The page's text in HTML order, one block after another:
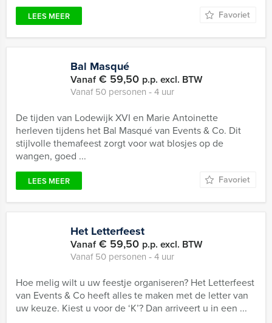
LEES MEER Favoriet
Bal Masqué
Vanaf€ 59,50 p.p. excl. BTW
Vanaf 50 personen ‐ 4 uur
De tijden van Lodewijk XVI en Marie Antoinette
herleven tijdens het Bal Masqué van Events & Co. Dit
stijlvolle themafeest zorgt voor wat blosjes op de
wangen, goed ...
LEES MEER Favoriet
Het Letterfeest
Vanaf€ 59,50 p.p. excl. BTW
Vanaf 50 personen ‐ 4 uur
Hoe melig wilt u uw feestje organiseren? Het Letterfeest
van Events & Co heeft alles te maken met de letter van
uw keuze. Kiest u voor de ‘K’? Dan arriveert u in een ...